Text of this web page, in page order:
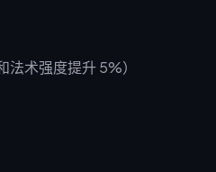
术强度提升 5%）